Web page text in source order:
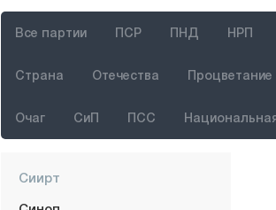
Все партии ПСР ПНД НРП
Страна Отечества Процветание
Очаг СиП ПСС
Сакарья
Самсун
Сиирт